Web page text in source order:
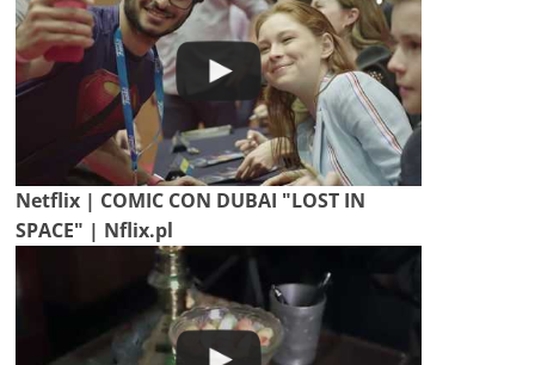
Netflix | COMIC CON DUBAI "LOST IN
SPACE" | Nflix.pl